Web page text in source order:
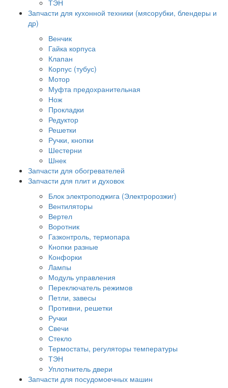
ТЭН
Запчасти для кухонной техники (мясорубки, блендеры и
др)
Венчик
Гайка корпуса
Клапан
Корпус (тубус)
Мотор
Муфта предохранительная
Нож
Прокладки
Редуктор
Решетки
Ручки, кнопки
Шестерни
Шнек
Запчасти для обогревателей
Запчасти для плит и духовок
Блок электроподжига (Электророзжиг)
Вентиляторы
Вертел
Воротник
Газконтроль, термопара
Кнопки разные
Конфорки
Лампы
Модуль управления
Переключатель режимов
Петли, завесы
Противни, решетки
Ручки
Свечи
Стекло
Термостаты, регуляторы температуры
ТЭН
Уплотнитель двери
Запчасти для посудомоечных машин